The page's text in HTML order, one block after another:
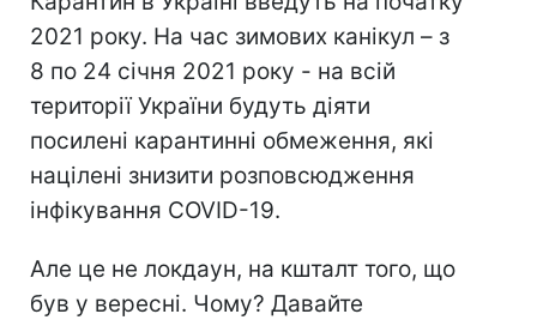
2021 року. На час зимових канікул – з
8 по 24 січня 2021 року - на всій
території України будуть діяти
посилені карантинні обмеження, які
націлені знизити розповсюдження
інфікування COVID-19.
Але це не локдаун, на кшталт того, що
був у вересні. Чому? Давайте